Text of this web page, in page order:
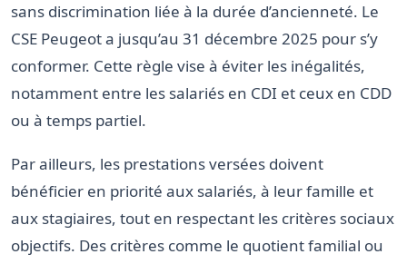
sans discrimination liée à la durée d’ancienneté. Le
CSE Peugeot a jusqu’au 31 décembre 2025 pour s’y
conformer. Cette règle vise à éviter les inégalités,
notamment entre les salariés en CDI et ceux en CDD
ou à temps partiel.
Par ailleurs, les prestations versées doivent
bénéficier en priorité aux salariés, à leur famille et
aux stagiaires, tout en respectant les critères sociaux
objectifs. Des critères comme le quotient familial ou